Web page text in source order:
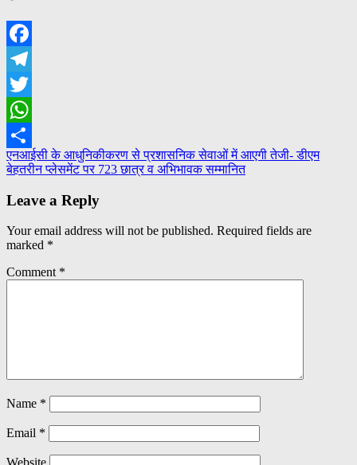
Facebook
Telegram
Twitter
WhatsApp
Share
Post
navigation
एनआईसी के आधुनिकीकरण से प्रशासनिक सेवाओं में आएगी तेजी- डीएम
बेहतरीन प्लेसमेंट पर 723 छात्र व अभिभावक सम्मानित
Leave a Reply
Your email address will not be published. Required fields are
marked *
Comment *
Name *
Email *